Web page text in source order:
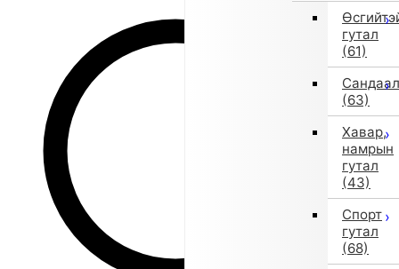
гутал
(61)
Сандаал
(63)
Хавар,
намрын
гутал
(43)
Спорт
гутал
(68)